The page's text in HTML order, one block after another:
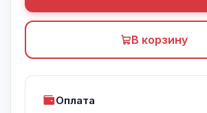
В корзину
Оплата